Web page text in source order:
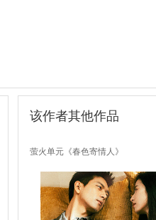
该作者其他作品
萤火单元《春色寄情人》